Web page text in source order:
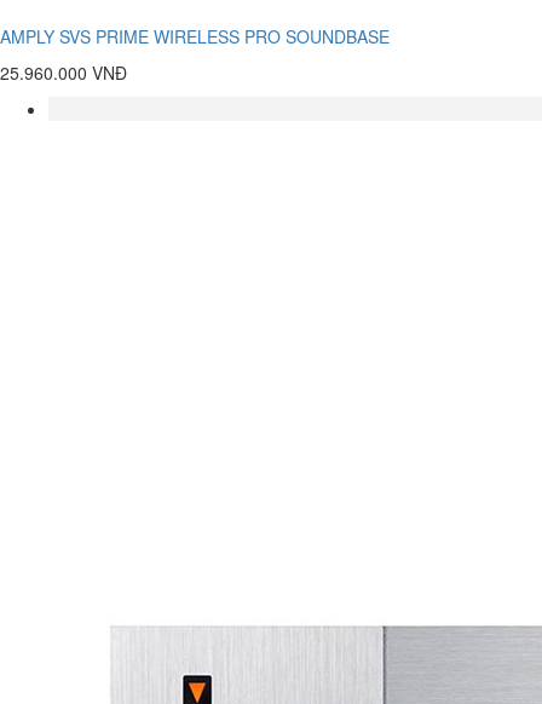
AMPLY SVS PRIME WIRELESS PRO SOUNDBASE
25.960.000 VNĐ